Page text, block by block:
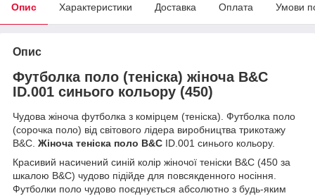
Опис Характеристики Доставка Оплата Умови
Опис
Футболка поло (теніска) жіноча B&C
ID.001 синього кольору (450)
Чудова жіноча футболка з комірцем (теніска). Футболка поло
(сорочка поло) від світового лідера виробництва трикотажу
B&C. Жіноча теніска поло B&C ID.001 синього кольору.
Красивий насичений синій колір жіночої теніски B&C (450 за
шкалою B&C) чудово підійде для повсякденного носіння.
Футболки поло чудово поєднується абсолютно з будь-яким